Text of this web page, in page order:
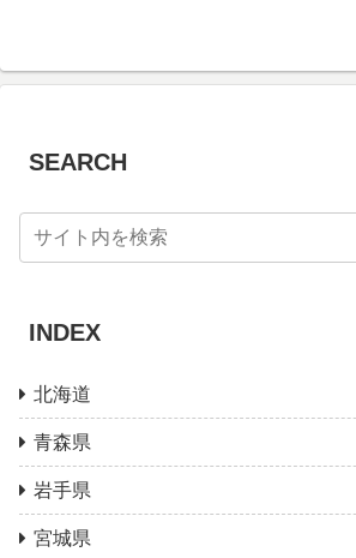
SEARCH
INDEX
北海道
青森県
岩手県
宮城県